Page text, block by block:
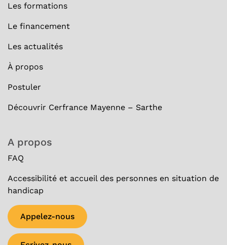
Les formations
Le financement
Les actualités
À propos
Postuler
Découvrir Cerfrance Mayenne – Sarthe
A propos
FAQ
Accessibilité et accueil des personnes en situation de
handicap
Appelez-nous